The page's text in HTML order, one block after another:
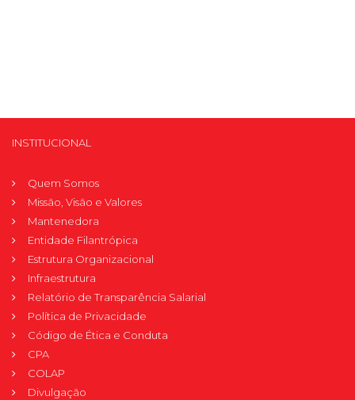
INSTITUCIONAL
Quem Somos
Missão, Visão e Valores
Mantenedora
Entidade Filantrópica
Estrutura Organizacional
Infraestrutura
Relatório de Transparência Salarial
Política de Privacidade
Código de Ética e Conduta
CPA
COLAP
Divulgação